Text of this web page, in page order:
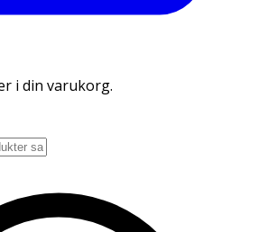
i din varukorg.